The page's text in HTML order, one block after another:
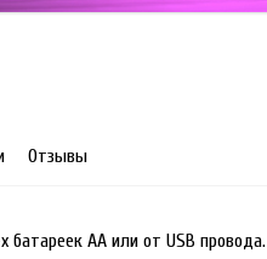
Отзывы
батареек АА или от USB провода.